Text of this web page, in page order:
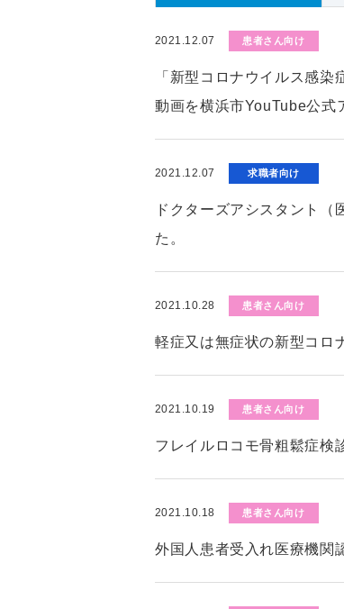
2021.12.07 患者さん向け
「新型コロナウイルス感
動画を横浜市YouTube公式
2021.12.07 求職者向け
ドクターズアシスタント
た。
2021.10.28 患者さん向け
軽症又は無症状の新型コロ
2021.10.19 患者さん向け
フレイルロコモ骨粗鬆症検
2021.10.18 患者さん向け
外国人患者受入れ医療機関